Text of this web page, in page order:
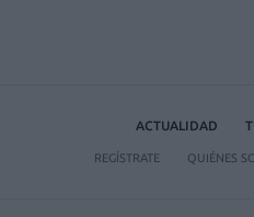
ACTUALIDAD
REGÍSTRATE QUIÉNES